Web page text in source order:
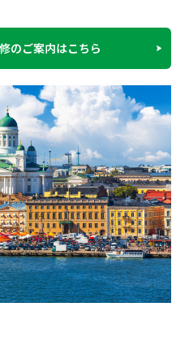
のご案内はこちら